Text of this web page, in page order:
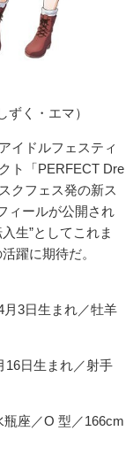
ずく・エマ）
イドルフェスティ
ト「PERFECT Dre
クフェス発の新ス
ィールが公開され
生”としてこれま
躍に期待だ。
3日生まれ／牡羊
16日生まれ／射手
座／O 型／166cm